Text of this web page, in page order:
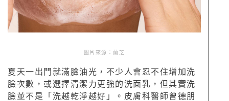
圖片來源：蘭芝
夏天一出門就滿臉油光，不少人會忍不住增加洗
臉次數，或選擇清潔力更強的洗面乳，但其實洗
臉並不是「洗越乾淨越好」。皮膚科醫師曾德朋